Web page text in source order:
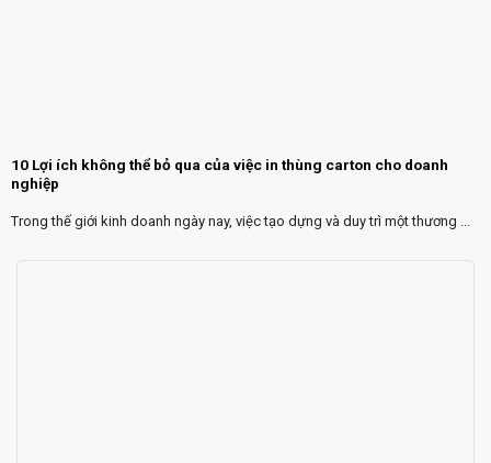
10 Lợi ích không thể bỏ qua của việc in thùng carton cho doanh
nghiệp
Trong thế giới kinh doanh ngày nay, việc tạo dựng và duy trì một thương ...